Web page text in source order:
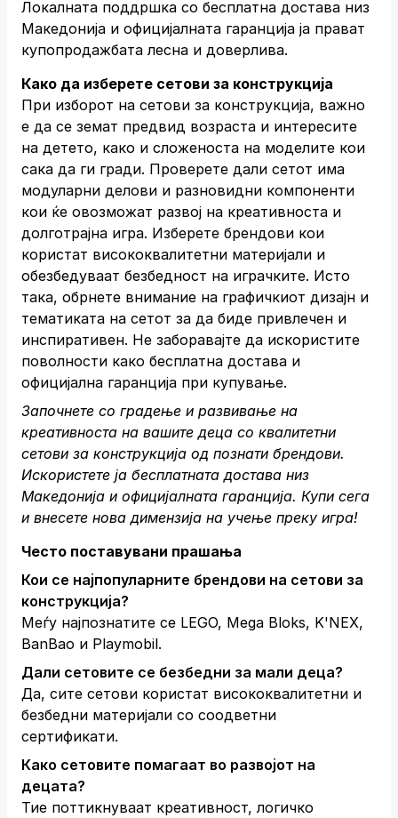
Локалната поддршка со бесплатна достава низ
Македонија и официјалната гаранција ја прават
купопродажбата лесна и доверлива.
Како да изберете сетови за конструкција
При изборот на сетови за конструкција, важно
е да се земат предвид возраста и интересите
на детето, како и сложеноста на моделите кои
сака да ги гради. Проверете дали сетот има
модуларни делови и разновидни компоненти
кои ќе овозможат развој на креативноста и
долготрајна игра. Изберете брендови кои
користат висококвалитетни материјали и
обезбедуваат безбедност на играчките. Исто
така, обрнете внимание на графичкиот дизајн и
тематиката на сетот за да биде привлечен и
инспиративен. Не заборавајте да искористите
поволности како бесплатна достава и
официјална гаранција при купување.
Започнете со градење и развивање на
креативноста на вашите деца со квалитетни
сетови за конструкција од познати брендови.
Искористете ја бесплатната достава низ
Македонија и официјалната гаранција. Купи сега
и внесете нова димензија на учење преку игра!
Често поставувани прашања
Кои се најпопуларните брендови на сетови за
конструкција?
Меѓу најпознатите се LEGO, Mega Bloks, K'NEX,
BanBao и Playmobil.
Дали сетовите се безбедни за мали деца?
Да, сите сетови користат висококвалитетни и
безбедни материјали со соодветни
сертификати.
Како сетовите помагаат во развојот на
децата?
Тие поттикнуваат креативност, логичко